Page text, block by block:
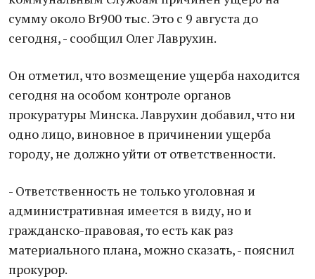
сумму около Br900 тыс. Это с 9 августа до
сегодня, - сообщил Олег Лаврухин.
Он отметил, что возмещение ущерба находится
сегодня на особом контроле органов
прокуратуры Минска. Лаврухин добавил, что ни
одно лицо, виновное в причинении ущерба
городу, не должно уйти от ответственности.
- Ответственность не только уголовная и
административная имеется в виду, но и
гражданско-правовая, то есть как раз
материального плана, можно сказать, - пояснил
прокурор.